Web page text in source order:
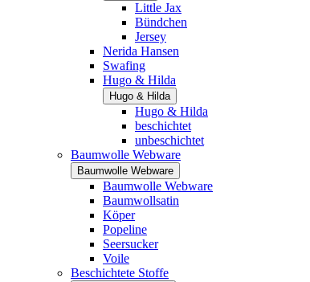
Little Jax
Bündchen
Jersey
Nerida Hansen
Swafing
Hugo & Hilda
Hugo & Hilda
Hugo & Hilda
beschichtet
unbeschichtet
Baumwolle Webware
Baumwolle Webware
Baumwolle Webware
Baumwollsatin
Köper
Popeline
Seersucker
Voile
Beschichtete Stoffe